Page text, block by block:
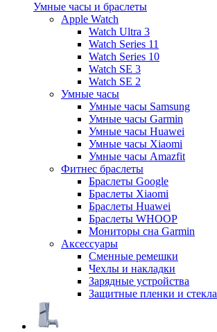
Умные часы и браслеты
Apple Watch
Watch Ultra 3
Watch Series 11
Watch Series 10
Watch SE 3
Watch SE 2
Умные часы
Умные часы Samsung
Умные часы Garmin
Умные часы Huawei
Умные часы Xiaomi
Умные часы Amazfit
Фитнес браслеты
Браслеты Google
Браслеты Xiaomi
Браслеты Huawei
Браслеты WHOOP
Мониторы сна Garmin
Аксессуары
Сменные ремешки
Чехлы и накладки
Зарядные устройства
Защитные пленки и стекла